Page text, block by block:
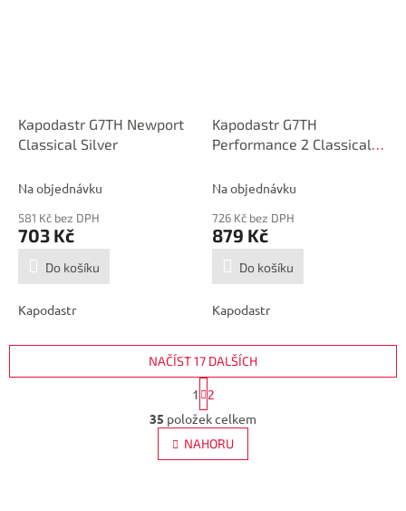
Kapodastr G7TH Newport
Classical Silver
Na objednávku
581 Kč bez DPH
703 Kč
Do košíku
Kapodastr
Kapodastr G7TH
Performance 2 Classical
Na objednávku
726 Kč bez DPH
879 Kč
Do košíku
Kapodastr
O
v
l
á
NAČÍST 17 DALŠÍCH
t
r
á
n
k
1
2
35 položek celkem
NAHORU